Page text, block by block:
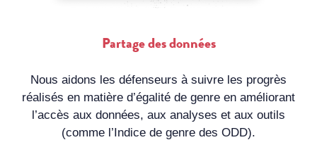
Partage des données
Nous aidons les défenseurs à suivre les progrès
réalisés en matière d’égalité de genre en améliorant
l’accès aux données, aux analyses et aux outils
(comme l’Indice de genre des ODD).